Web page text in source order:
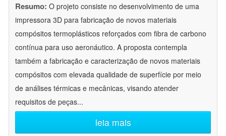
Resumo: O projeto consiste no desenvolvimento de uma
impressora 3D para fabricação de novos materiais
compósitos termoplásticos reforçados com fibra de carbono
contínua para uso aeronáutico. A proposta contempla
também a fabricação e caracterização de novos materiais
compósitos com elevada qualidade de superfície por meio
de análises térmicas e mecânicas, visando atender
requisitos de peças...
leia mais